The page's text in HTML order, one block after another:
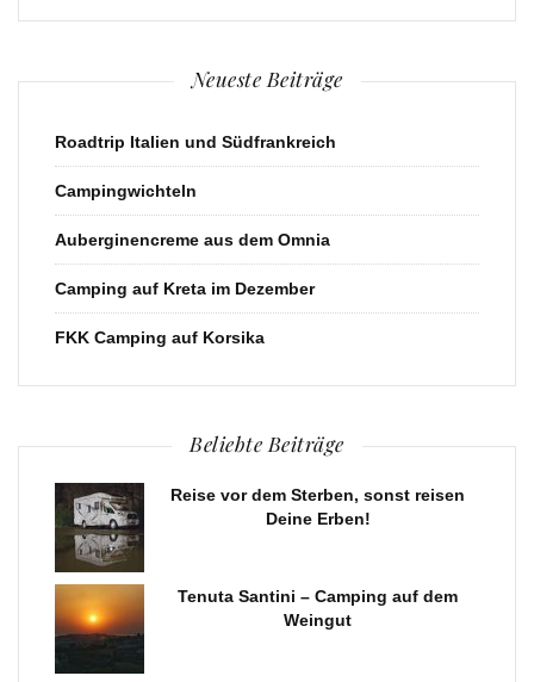
Neueste Beiträge
Roadtrip Italien und Südfrankreich
Campingwichteln
Auberginencreme aus dem Omnia
Camping auf Kreta im Dezember
FKK Camping auf Korsika
Beliebte Beiträge
Reise vor dem Sterben, sonst reisen
Deine Erben!
Tenuta Santini – Camping auf dem
Weingut